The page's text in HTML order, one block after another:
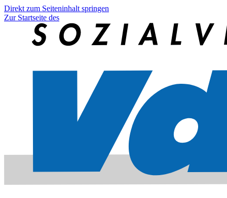
Direkt zum Seiteninhalt springen
Zur Startseite des